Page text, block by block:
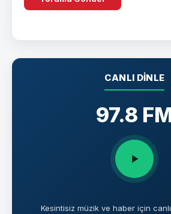
CANLI DINLE
97.8
Kesintisiz müzik ve haber için canlı